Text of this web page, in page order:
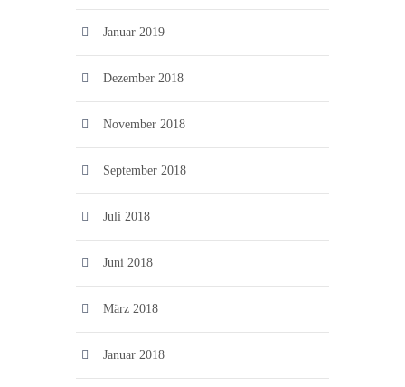
Januar 2019
Dezember 2018
November 2018
September 2018
Juli 2018
Juni 2018
März 2018
Januar 2018